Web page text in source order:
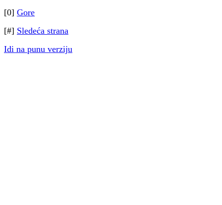
[0] Gore
[#] Sledeća strana
Idi na punu verziju